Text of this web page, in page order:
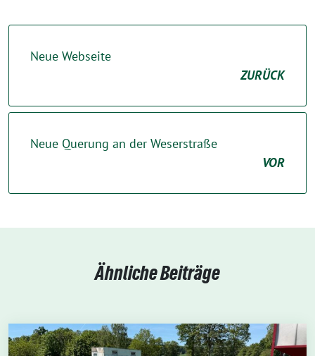
Neue Webseite
ZURÜCK
Neue Querung an der Weserstraße
VOR
Ähnliche Beiträge